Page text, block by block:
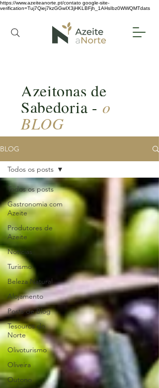
https://www.azeiteanorte.pt/contato google-site-
verification=Tuj7Qiej7kzGGwIX3jHKLBFjh_1AHsIbz0WWQMTdats
Azeitonas de
Sabedoria - o
BLOG
BLOG
Todos os posts
Gastronomia com
Azeite
Produtores de
Azeite
Notícias
Turismo
Beleza Natural
Alojamento
Posts de Blog
Tesouros do
Norte
Olivoturismo
Oliveira
Outono
Todos os posts